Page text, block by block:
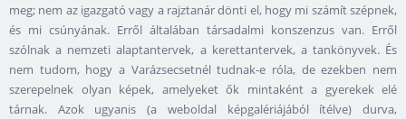
meg; nem az igazgató vagy a rajztanár dönti el, hogy mi számít szépnek,
és mi csúnyának. Erről általában társadalmi konszenzus van. Erről
szólnak a nemzeti alaptantervek, a kerettantervek, a tankönyvek. És
nem tudom, hogy a Varázsecsetnél tudnak-e róla, de ezekben nem
szerepelnek olyan képek, amelyeket ők mintaként a gyerekek elé
tárnak. Azok ugyanis (a weboldal képgalériájából ítélve) durva,